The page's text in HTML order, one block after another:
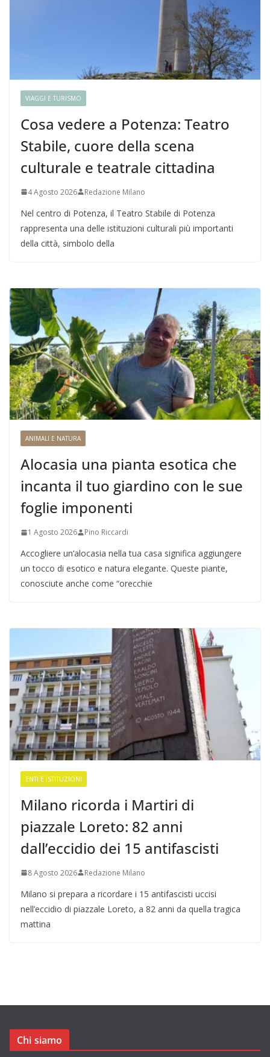
VIAGGI E TURISMO
Cosa vedere a Potenza: Teatro
Stabile, cuore della scena
culturale e teatrale cittadina
4 Agosto 2026 Redazione Milano
Nel centro di Potenza, il Teatro Stabile di Potenza
rappresenta una delle istituzioni culturali più importanti
della città, simbolo della
ANIMALI E NATURA
Alocasia una pianta esotica che
incanta il tuo giardino con le sue
foglie imponenti
1 Agosto 2026 Pino Riccardi
Accogliere un’alocasia nella tua casa significa aggiungere
un tocco di esotico e natura elegante. Queste piante,
conosciute anche come “orecchie
ENTI E ISTITUZIONI
Milano ricorda i Martiri di
piazzale Loreto: 82 anni
dall’eccidio dei 15 antifascisti
8 Agosto 2026 Redazione Milano
Milano si prepara a ricordare i 15 antifascisti uccisi
nell’eccidio di piazzale Loreto, a 82 anni da quella tragica
mattina
Chi siamo